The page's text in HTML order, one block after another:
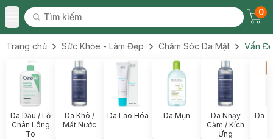
Toggle Menu
Tìm kiếm
Tìm kiếm
0
Trang chủ Sức Khỏe - Làm Đẹp Chăm Sóc Da Mặt Vấn
Da Dầu / Lỗ
Chân Lông
To
Da Khô /
Mất Nước
Da Lão Hóa Da Mụn
Da Nhạy
Cảm / Kích
Ứng
Da